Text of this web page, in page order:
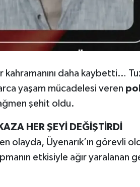
kahramanını daha kaybetti…
yaşam mücadelesi veren
şehit oldu.
HER ŞEYİ DEĞİŞTİRDİ
olayda, Üyenarık’ın görevli
etkisiyle ağır yaralanan